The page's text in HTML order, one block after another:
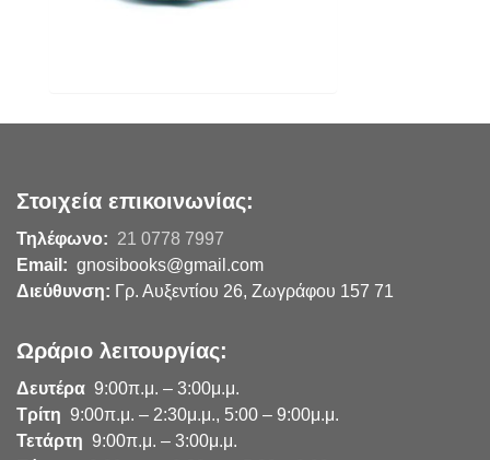
Στοιχεία επικοινωνίας:
Τηλέφωνο: 21 0778 7997
Email: gnosibooks@gmail.com
Διεύθυνση: Γρ. Αυξεντίου 26, Ζωγράφου 157 71
Ωράριο λειτουργίας:
Δευτέρα 9:00π.μ. – 3:00μ.μ.
Τρίτη 9:00π.μ. – 2:30μ.μ., 5:00 – 9:00μ.μ.
Τετάρτη 9:00π.μ. – 3:00μ.μ.